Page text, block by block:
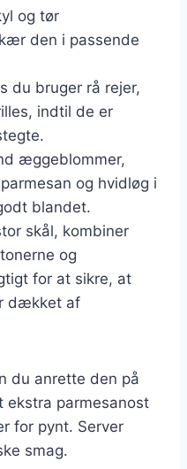
og tør
den i passende
du bruger rå rejer,
indtil de er
æggeblommer,
og hvidløg i
blandet.
skål, kombiner
og
for at sikre, at
dækket af
du anrette den på
ekstra parmesanost
for pynt. Server
smag.